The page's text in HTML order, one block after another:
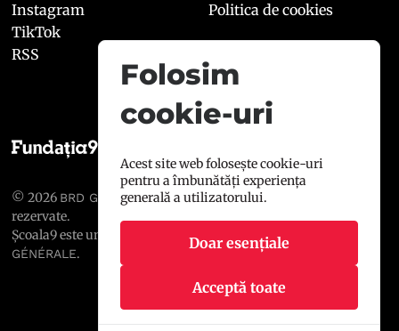
Instagram
TikTok
RSS
Politica de cookies
© 2026 BRD GROUPE SOCIÉTÉ GÉNÉRALE
rezervate.
Școala9 este un proiect susținut de
BRD GROUPE SOCIÉTÉ
GÉNÉRALE.
Folosim
cookie-uri
Acest site web folosește cookie-uri
pentru a îmbunătăți experiența
generală a utilizatorului.
Doar esențiale
Acceptă toate